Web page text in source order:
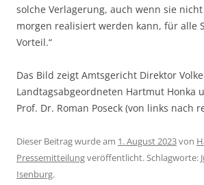
solche Verlagerung, auch wenn sie
morgen realisiert werden kann, für alle
Vorteil.“
Das Bild zeigt Amtsgericht Direktor
Landtagsabgeordneten Hartmut Honka
Prof. Dr. Roman Poseck (von links nach
Dieser Beitrag wurde am 1. August 2023von
Pressemitteilungveröffentlicht. Schlagworte:
Isenburg.